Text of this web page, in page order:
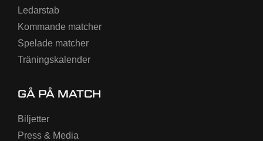
Ledarstab
Kommande matcher
Spelade matcher
Träningskalender
GÅ PÅ MATCH
Biljetter
Press & Media